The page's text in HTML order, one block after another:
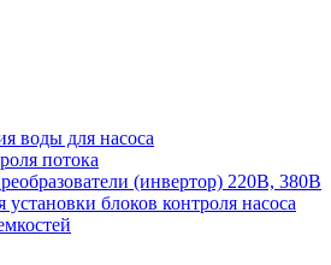
воды для насоса
потока
(инвертор) 220В, 380В
блоков контроля насоса